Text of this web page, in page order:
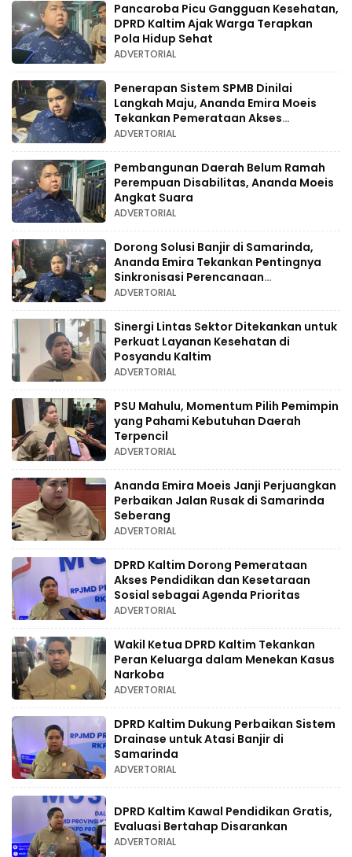
Pancaroba Picu Gangguan Kesehatan,
DPRD Kaltim Ajak Warga Terapkan
Pola Hidup Sehat
ADVERTORIAL
Penerapan Sistem SPMB Dinilai
Langkah Maju, Ananda Emira Moeis
Tekankan Pemerataan Akses
Pendidikan
ADVERTORIAL
Pembangunan Daerah Belum Ramah
Perempuan Disabilitas, Ananda Moeis
Angkat Suara
ADVERTORIAL
Dorong Solusi Banjir di Samarinda,
Ananda Emira Tekankan Pentingnya
Sinkronisasi Perencanaan
Infrastruktur
ADVERTORIAL
Sinergi Lintas Sektor Ditekankan untuk
Perkuat Layanan Kesehatan di
Posyandu Kaltim
ADVERTORIAL
PSU Mahulu, Momentum Pilih Pemimpin
yang Pahami Kebutuhan Daerah
Terpencil
ADVERTORIAL
Ananda Emira Moeis Janji Perjuangkan
Perbaikan Jalan Rusak di Samarinda
Seberang
ADVERTORIAL
DPRD Kaltim Dorong Pemerataan
Akses Pendidikan dan Kesetaraan
Sosial sebagai Agenda Prioritas
ADVERTORIAL
Wakil Ketua DPRD Kaltim Tekankan
Peran Keluarga dalam Menekan Kasus
Narkoba
ADVERTORIAL
DPRD Kaltim Dukung Perbaikan Sistem
Drainase untuk Atasi Banjir di
Samarinda
ADVERTORIAL
DPRD Kaltim Kawal Pendidikan Gratis,
Evaluasi Bertahap Disarankan
ADVERTORIAL